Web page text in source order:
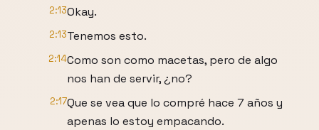
2:13Okay.
2:13Tenemos esto.
2:14Como son como macetas, pero de algo
nos han de servir, ¿no?
2:17Que se vea que lo compré hace 7 años y
apenas lo estoy empacando.